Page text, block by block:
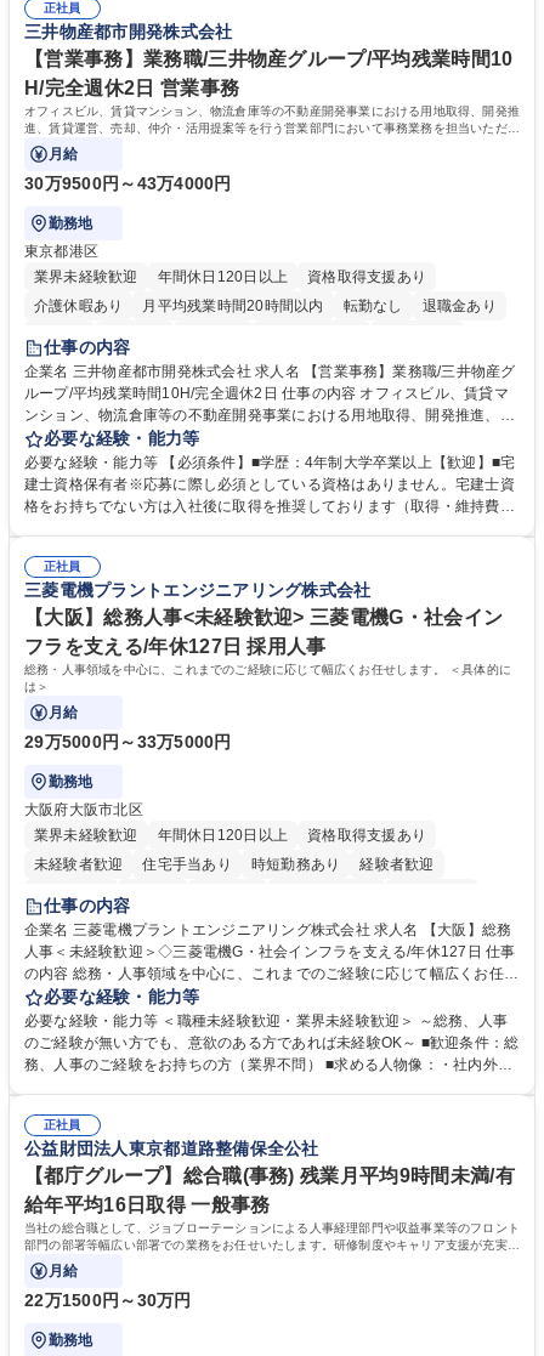
ルプロデュースしているため、商品に関わる全ての業務をサポート頂きま
す。 募集職種 東京都中央区【営業事務・貿易事務】食品商社/残業少なめ/
リモート等相談可
の強み】1991年の設立以来、外食産業を中心としたお客様の多様なニー
ズに沿った冷凍水産物等の生産・輸入・販売を一貫して手掛けています。
自社工場と海外拠点の強固な連携によるワンストップサービスが最大の強
みです。 学歴・資格 学歴：大学院 大学 語学力：英語 資格：
正社員
三井物産都市開発株式会社
【営業事務】業務職/三井物産グループ/平均残業時間10
H/完全週休2日 営業事務
オフィスビル、賃貸マンション、物流倉庫等の不動産開発事業における用地取得、開発推
進、賃貸運営、売却、仲介・活用提案等を行う営業部門において事務業務を担当いただき
ます。
月給
30万9500円～43万4000円
勤務地
東京都港区
業界未経験歓迎
年間休日120日以上
資格取得支援あり
介護休暇あり
月平均残業時間20時間以内 転勤なし
退職金あり
在宅OK
賞与あり
駅近5分以内
土日祝休み 寮・社宅あり
仕事の内容
企業名 三井物産都市開発株式会社 求人名 【営業事務】業務職/三井物産グ
ループ/平均残業時間10H/完全週休2日 仕事の内容 オフィスビル、賃貸マ
ンション、物流倉庫等の不動産開発事業における用地取得、開発推進、賃
貸運営、売却、仲介・活用提案等を行う営業部門において事務業務を担当
いただきます。 【詳細】・契約書管理、契約書製本、捺印対応、ファイリ
ング、登記簿取得、調書取得・支払業務（各種費用支払、支払管理、請
求・支払データ登録、取引先マスター申請対応）・予算作成及び予実管
の他に担当頂く業務が発生する場合があります。 募集職種 【営業事務】
業務職/三井物産グループ/平均残業時間10H/完全週休2日
必要な経験・能力等
必要な経験・能力等 【必須条件】■学歴：4年制大学卒業以上【歓迎】■宅
建士資格保有者※応募に際し必須としている資格はありません。宅建士資
格をお持ちでない方は入社後に取得を推奨しております（取得・維持費用
ション力がある方。 ・チャレンジを厭わず、粘り強く業務に取り組める
方。多様な関係者と謙虚に信頼関係を構築でき、期限を意識したスケジュ
ール管理が出来る方。※将来的に他部署（営業部門、コーポレート部門）
へのジョブローテーションの可能性があります。 学歴・資格 学歴：大学
院 大学 語学力： 資格：宅地建物取引士
正社員
三菱電機プラントエンジニアリング株式会社
【大阪】総務人事<未経験歓迎> 三菱電機G・社会イン
フラを支える/年休127日 採用人事
総務・人事領域を中心に、これまでのご経験に応じて幅広くお任せします。 ＜具体的に
は＞
月給
29万5000円～33万5000円
勤務地
大阪府大阪市北区
業界未経験歓迎
年間休日120日以上
資格取得支援あり
未経験者歓迎
住宅手当あり 時短勤務あり
経験者歓迎
退職金あり
駅近5分以内
土日祝休み 服装自由 寮・社宅あり 食事補助あり
仕事の内容
企業名 三菱電機プラントエンジニアリング株式会社 求人名 【大阪】総務
人事＜未経験歓迎＞◇三菱電機G・社会インフラを支える/年休127日 仕事
の内容 総務・人事領域を中心に、これまでのご経験に応じて幅広くお任せ
します。 ＜具体的には＞ ・総務/人事労務（給与・社保・勤怠管理など）
・採用・教育研修 ・福利厚生運用 など ※基本的には事務所勤務ですが、
採用や教育等の業務内容により、関西圏以外への日帰り・宿泊を伴う国内
出張もございます。 ※担当業務を持ちつつ、お互いに助け合いながら、総
必要な経験・能力等
必要な経験・能力等 ＜職種未経験歓迎・業界未経験歓迎＞ ～総務、人事
のご経験が無い方でも、意欲のある方であれば未経験OK～ ■歓迎条件：総
務、人事のご経験をお持ちの方（業界不問） ■求める人物像：・社内外の
正社員
公益財団法人東京都道路整備保全公社
【都庁グループ】総合職(事務) 残業月平均9時間未満/有
給年平均16日取得 一般事務
当社の総合職として、ジョブローテーションによる人事経理部門や収益事業等のフロント
部門の部署等幅広い部署での業務をお任せいたします。研修制度やキャリア支援が充実し
ております！ ※下記業務詳細
月給
22万1500円～30万円
勤務地